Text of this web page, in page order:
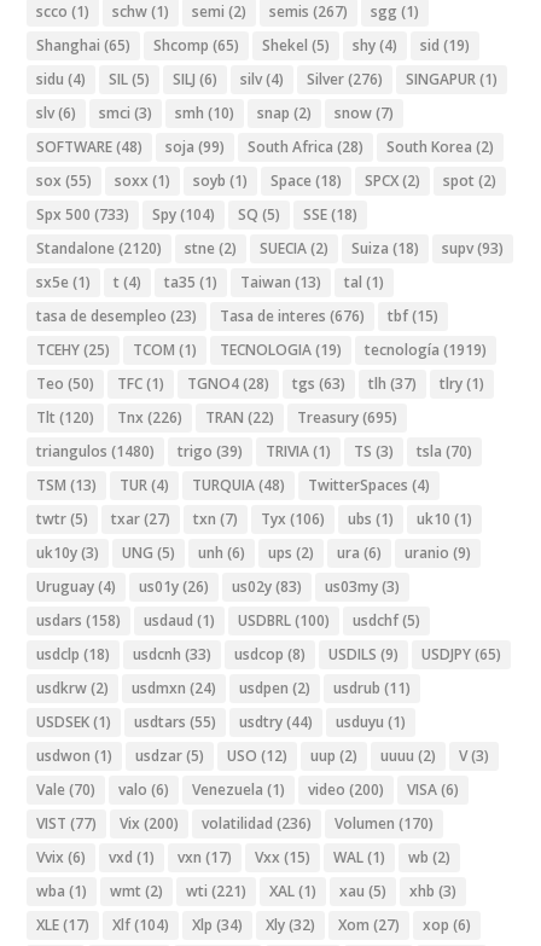
scco (1) schw(1) semi (2) semis (267) sgg (1)
Shanghai (65) Shcomp (65) Shekel (5) shy(4) sid (19)
sidu (4) SIL(5) SILJ (6) silv(4) Silver(276) SINGAPUR(1)
slv(6) smci (3) smh (10) snap (2) snow(7)
SOFTWARE(48) soja (99) South Africa (28) South Korea (2)
sox (55) soxx (1) soyb (1) Space (18) SPCX(2) spot (2)
Spx 500 (733) Spy(104) SQ (5) SSE(18)
Standalone (2120) stne (2) SUECIA(2) Suiza (18) supv(93)
sx5e (1) t (4) ta35 (1) Taiwan (13) tal (1)
tasa de desempleo (23) Tasa de interes (676) tbf(15)
TCEHY(25) TCOM (1) TECNOLOGIA(19) tecnología (1919)
Teo (50) TFC(1) TGNO4(28) tgs (63) tlh (37) tlry(1)
Tlt (120) Tnx (226) TRAN (22) Treasury(695)
triangulos (1480) trigo (39) TRIVIA(1) TS (3) tsla (70)
TSM (13) TUR(4) TURQUIA(48) TwitterSpaces (4)
twtr(5) txar(27) txn (7) Tyx (106) ubs (1) uk10 (1)
uk10y(3) UNG (5) unh (6) ups (2) ura (6) uranio (9)
Uruguay(4) us01y(26) us02y(83) us03my(3)
usdars (158) usdaud (1) USDBRL(100) usdchf(5)
usdclp (18) usdcnh (33) usdcop (8) USDILS (9) USDJPY(65)
usdkrw(2) usdmxn (24) usdpen (2) usdrub (11)
USDSEK(1) usdtars (55) usdtry(44) usduyu (1)
usdwon (1) usdzar(5) USO (12) uup (2) uuuu (2) V(3)
Vale (70) valo (6) Venezuela (1) video (200) VISA(6)
VIST (77) Vix (200) volatilidad (236) Volumen (170)
Vvix (6) vxd (1) vxn (17) Vxx (15) WAL(1) wb (2)
wba (1) wmt (2) wti (221) XAL(1) xau (5) xhb (3)
XLE(17) Xlf(104) Xlp (34) Xly(32) Xom (27) xop (6)